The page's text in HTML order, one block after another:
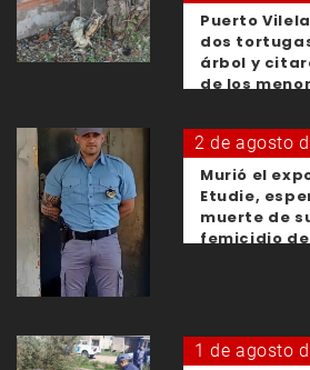
Puerto
dos
árbol y
de los
2 de agosto
Murió el
Etudie,
muerte de
femicidio
1 de agosto